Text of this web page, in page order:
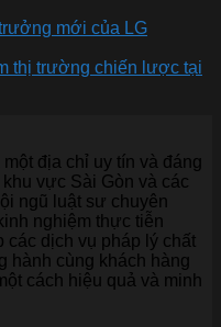
mới của LG
thị trường chiến lược tại
địa chỉ uy tín và đáng
vực Sài Gòn và các
ngũ luật sư chuyên
nghiệm thực tiễn
các dịch vụ pháp lý chất
hành cùng khách hàng
cách hiệu quả và minh